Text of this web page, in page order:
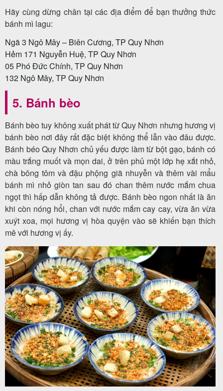
Hãy cùng dừng chân tại các địa điểm để bạn thưởng thức
bánh mì lagu:
Ngã 3 Ngô Mây – Biên Cương, TP Quy Nhơn
Hẻm 171 Nguyễn Huệ, TP Quy Nhơn
05 Phó Đức Chính, TP Quy Nhơn
132 Ngô Mây, TP Quy Nhơn
5. Bánh bèo
Bánh bèo tuy không xuất phát từ Quy Nhơn nhưng hương vị
bánh bèo nơi đây rất đặc biệt không thể lẫn vào đâu được.
Bánh béo Quy Nhơn chủ yếu được làm từ bột gạo, bánh có
màu trắng muốt và mọn dai, ở trên phủ một lớp hẹ xắt nhỏ,
chà bông tôm và đậu phộng giã nhuyễn và thêm vài mẩu
bánh mì nhỏ giòn tan sau đó chan thêm nước mắm chua
ngọt thì hấp dẫn không tả được. Bánh bèo ngon nhất là ăn
khi còn nóng hổi, chan với nước mắm cay cay, vừa ăn vừa
xuýt xoa, mọi hương vị hòa quyện vào sẽ khiến bạn thích
mê với hương vị ấy.